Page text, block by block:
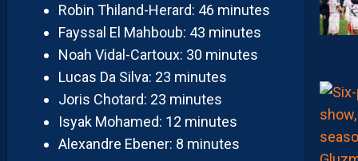
Robin Thiland-Herard: 46 minutes
Fayssal El Mahboub: 43 minutes
Noah Vidal-Cartoux: 30 minutes
Lucas Da Silva: 23 minutes
Joris Chotard: 23 minutes
Isyak Mohamed: 12 minutes
Alexandre Ebener: 8 minutes